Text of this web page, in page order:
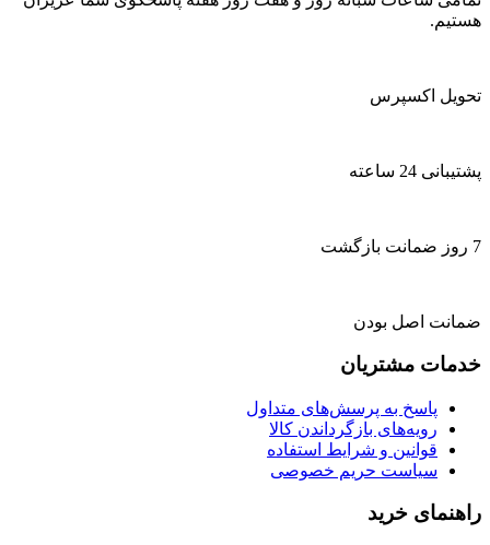
هستیم.
تحویل اکسپرس
پشتیبانی 24 ساعته
7 روز ضمانت بازگشت
ضمانت اصل بودن
خدمات مشتریان
پاسخ به پرسش‌های متداول
رویه‌های بازگرداندن کالا
قوانین و شرایط استفاده
سیاست حریم خصوصی
راهنمای خرید